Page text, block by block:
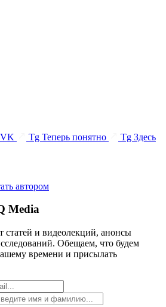
VK Tg Теперь понятно
Tg Здесь
автором
Media
и видеолекций, анонсы
Обещаем, что будем
времени и присылать